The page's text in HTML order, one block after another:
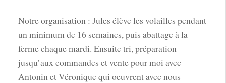
Notre organisation : Jules élève les volailles pendant
un minimum de 16 semaines, puis abattage à la
ferme chaque mardi. Ensuite tri, préparation
jusqu’aux commandes et vente pour moi avec
Antonin et Véronique qui oeuvrent avec nous